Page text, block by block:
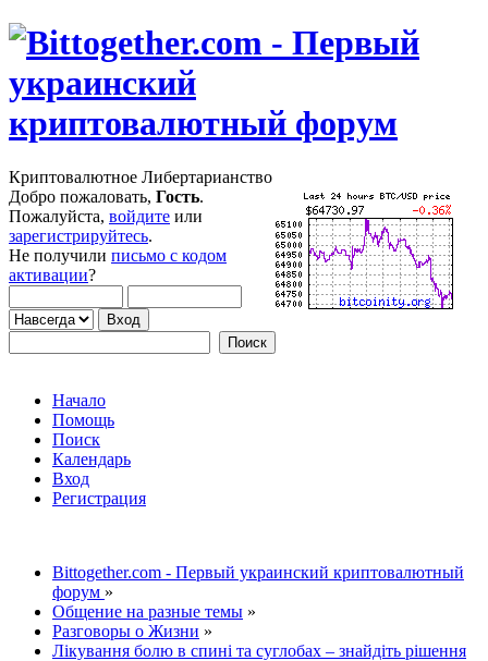
Криптовалютное Либертарианство
Добро пожаловать, Гость.
Пожалуйста, войдите или
зарегистрируйтесь.
Не получили письмо с кодом
активации?
Начало
Помощь
Поиск
Календарь
Вход
Регистрация
Bittogether.com - Первый украинский криптовалютный
форум »
Общение на разные темы »
Разговоры о Жизни »
Лікування болю в спині та суглобах – знайдіть рішення